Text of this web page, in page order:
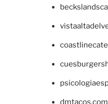
dmtacos.com